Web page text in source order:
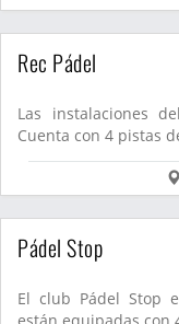
Rec Pádel
Las instalaciones
Cuenta con 4 pistas
Pádel Stop
El club Pádel Stop